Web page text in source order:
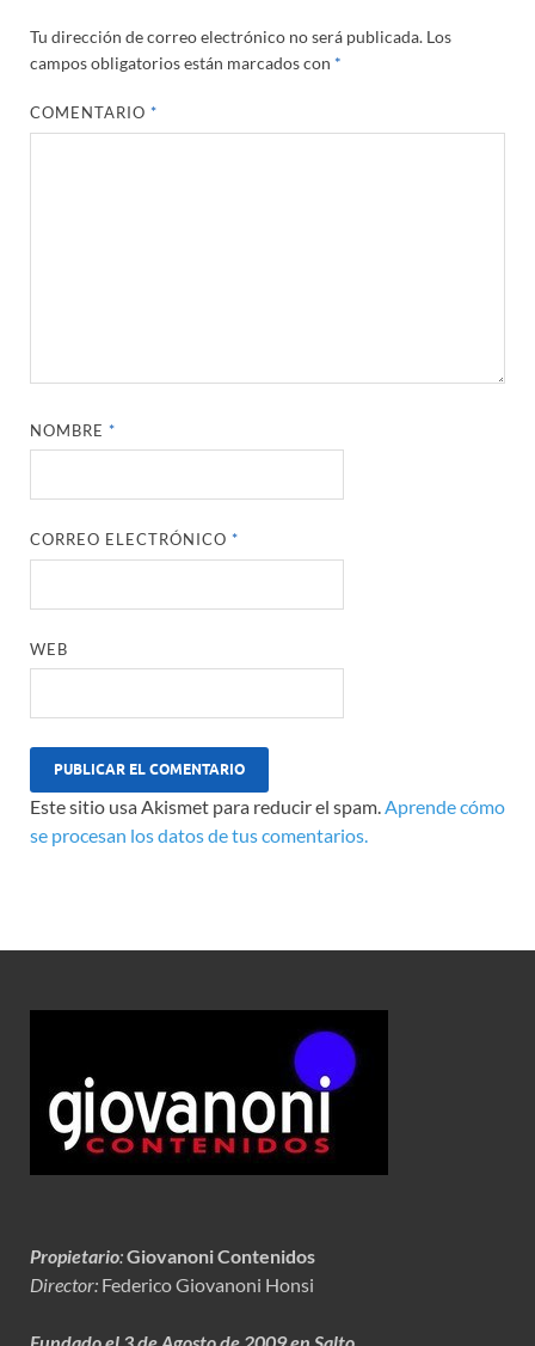
Tu dirección de correo electrónico no será publicada. Los
campos obligatorios están marcados con *
COMENTARIO*
NOMBRE*
CORREO ELECTRÓNICO*
WEB
Este sitio usa Akismet para reducir el spam.Aprende cómo
se procesan los datos de tus comentarios.
Propietario:Giovanoni Contenidos
Director: Federico Giovanoni Honsi